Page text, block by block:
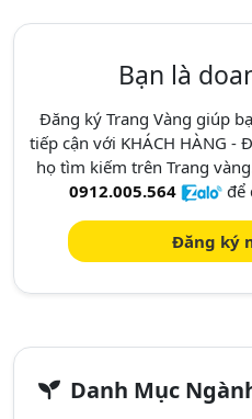
Bạn là
Đăng ký Trang Vàng giúp
tiếp cận với KHÁCH HÀNG -
họ tìm kiếm trên Trang
0912.005.564
để
Đăng ký
Danh Mục